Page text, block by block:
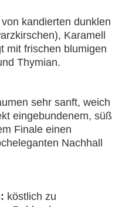
kandierten dunklen
Karamell
mit frischen blumigen
Thymian.
sehr sanft, weich
eingebundenem, süß
Finale einen
Nachhall
köstlich zu